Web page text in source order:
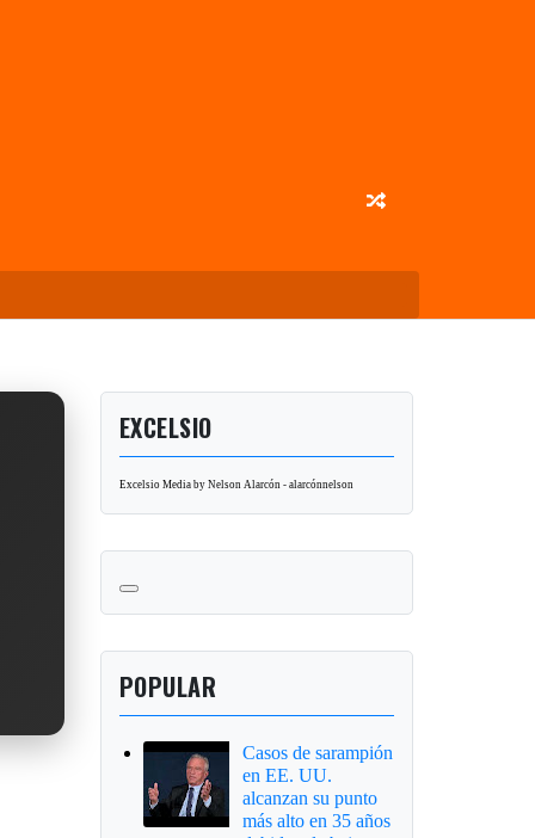
EXCELSIO
Excelsio Media by Nelson Alarcón - alarcónnelson
POPULAR
Casos de sarampión
en EE. UU.
alcanzan su punto
más alto en 35 años